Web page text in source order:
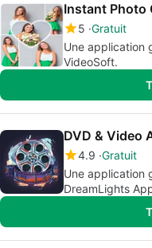
5 Gratuit
Une application
VideoSoft.
DVD & Video
4.9 Gratuit
Une application
DreamLights